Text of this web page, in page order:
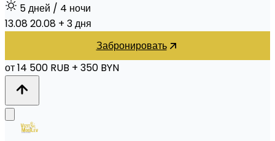
5 дней / 4 ночи
13.0820.08 + 3 дня
Забронировать
от 14 500 RUB + 350 BYN